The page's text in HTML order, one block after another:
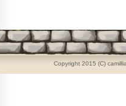
Copyright 2015 (C)